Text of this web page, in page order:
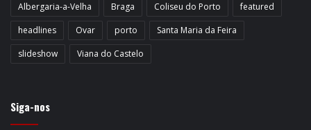
Albergaria-a-Velha Braga Coliseu do Porto
featured
headlines
Ovar porto
Santa Maria da Feira
slideshow
Viana do Castelo
Siga-nos